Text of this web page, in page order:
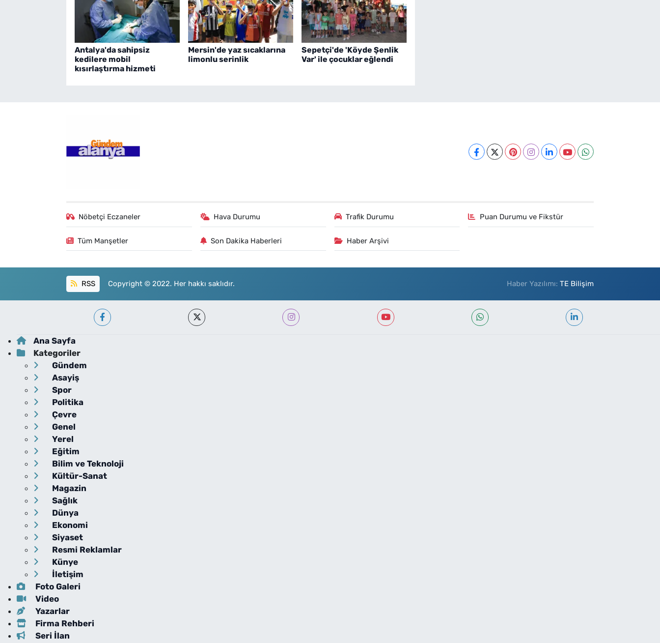
Antalya'da sahipsiz
kedilere mobil
kısırlaştırma hizmeti
Mersin'de yaz sıcaklarına
limonlu serinlik
Sepetçi'de 'Köyde Şenlik
Var' ile çocuklar eğlendi
Nöbetçi Eczaneler Hava Durumu Trafik Durumu Puan Durumu ve Fikstür
Tüm Manşetler Son Dakika Haberleri Haber Arşivi
RSS Copyright © 2022. Her hakkı saklıdır. Haber Yazılımı:TE Bilişim
Ana Sayfa
Kategoriler
Gündem
Asayiş
Spor
Politika
Çevre
Genel
Yerel
Eğitim
Bilim ve Teknoloji
Kültür-Sanat
Magazin
Sağlık
Dünya
Ekonomi
Siyaset
Resmi Reklamlar
Künye
İletişim
Foto Galeri
Video
Yazarlar
Firma Rehberi
Seri İlan